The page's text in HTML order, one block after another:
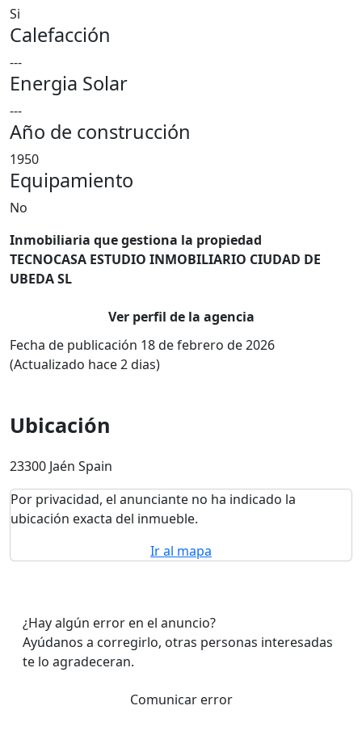
Si
Calefacción
---
Energia Solar
---
Año de construcción
1950
Equipamiento
No
Inmobiliaria que gestiona la propiedad
TECNOCASA ESTUDIO INMOBILIARIO CIUDAD DE
UBEDA SL
Ver perfil de la agencia
Fecha de publicación 18 de febrero de 2026
(Actualizado hace 2 dias)
Ubicación
23300 Jaén Spain
Por privacidad, el anunciante no ha indicado la
ubicación exacta del inmueble.
Ir al mapa
¿Hay algún error en el anuncio?
Ayúdanos a corregirlo, otras personas interesadas
te lo agradeceran.
Comunicar error